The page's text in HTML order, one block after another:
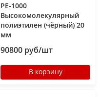
РЕ-1000
Высокомолекулярный
полиэтилен (чёрный) 20
мм
90800 руб/шт
В корзину